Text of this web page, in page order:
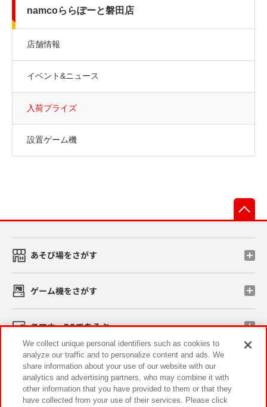
namcoららぽーと磐田店
店舗情報
イベント&ニュース
入荷プライズ
設置ゲーム機
あそび場をさがす
ゲーム機をさがす
スマホ・PCであそぶ
イベント・キャンペーン
We collect unique personal identifiers such as cookies to
analyze our traffic and to personalize content and ads. We
share information about your use of our website with our
analytics and advertising partners, who may combine it with
other information that you have provided to them or that they
have collected from your use of their services. Please click